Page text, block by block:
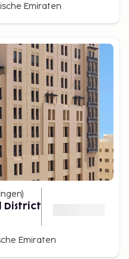
Emiraten
)
District
Emiraten